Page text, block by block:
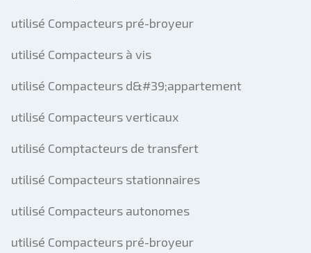
utilisé Compacteurs pré-broyeur
utilisé Compacteurs à vis
utilisé Compacteurs d&#39;appartement
utilisé Compacteurs verticaux
utilisé Comptacteurs de transfert
utilisé Compacteurs stationnaires
utilisé Compacteurs autonomes
utilisé Compacteurs pré-broyeur